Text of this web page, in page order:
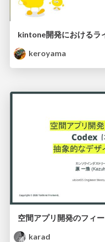
keroyama
karad